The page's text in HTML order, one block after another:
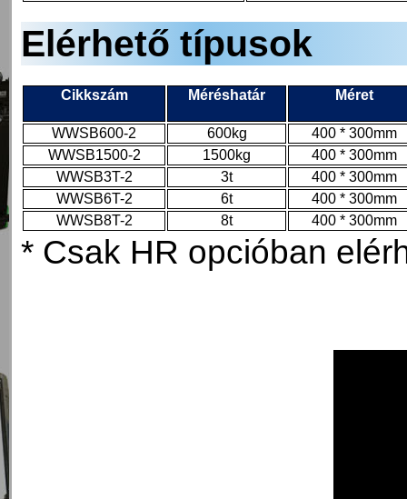
Elérhető típusok
Cikkszám Méréshatár Méret
WWSB600-2 600kg
400 * 300mm
WWSB1500-2
1500kg
400 * 300mm
WWSB3T-2
3t
400 * 300mm
WWSB6T-2
6t
400 * 300mm
WWSB8T-2
8t 400 * 300mm
* Csak HR opcióban